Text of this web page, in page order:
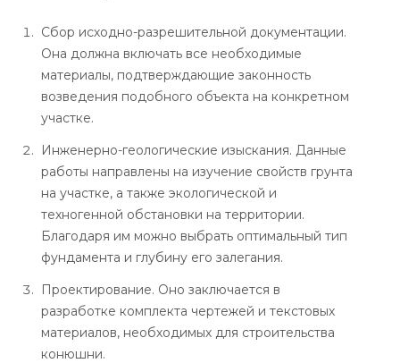
Сбор исходно-разрешительной документации.
Она должна включать все необходимые
материалы, подтверждающие законность
возведения подобного объекта на конкретном
участке.
Инженерно-геологические изыскания. Данные
работы направлены на изучение свойств грунта
на участке, а также экологической и
техногенной обстановки на территории.
Благодаря им можно выбрать оптимальный тип
фундамента и глубину его залегания.
Проектирование. Оно заключается в
разработке комплекта чертежей и текстовых
материалов, необходимых для строительства
конюшни.